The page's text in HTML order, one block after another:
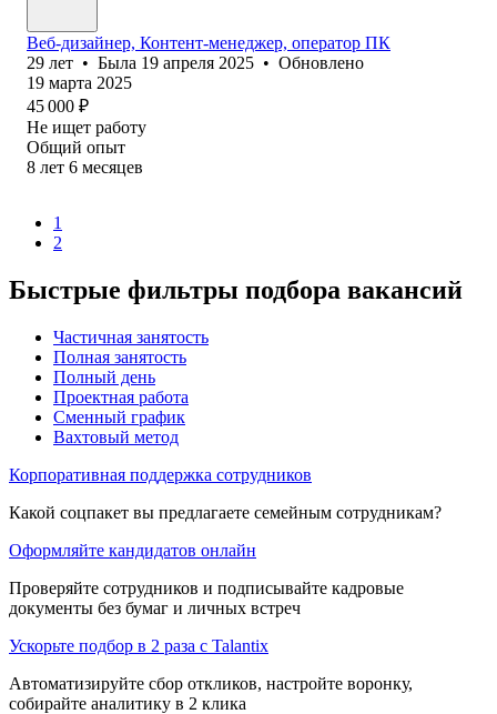
Веб-дизайнер, Контент-менеджер, оператор ПК
29 лет • Была 19 апреля 2025 • Обновлено
19 марта 2025
45 000 ₽
Не ищет работу
Общий опыт
8 лет 6 месяцев
1
2
Быстрые фильтры подбора вакансий
Частичная занятость
Полная занятость
Полный день
Проектная работа
Сменный график
Вахтовый метод
Корпоративная поддержка сотрудников
Какой соцпакет вы предлагаете семейным сотрудникам?
Оформляйте кандидатов онлайн
Проверяйте сотрудников и подписывайте кадровые
документы без бумаг и личных встреч
Ускорьте подбор в 2 раза с Talantix
Автоматизируйте сбор откликов, настройте воронку,
собирайте аналитику в 2 клика